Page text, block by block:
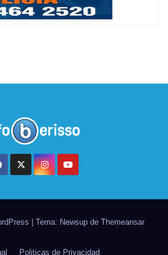
Tema: Newsup de Themeansar
Politicas de Privacidad